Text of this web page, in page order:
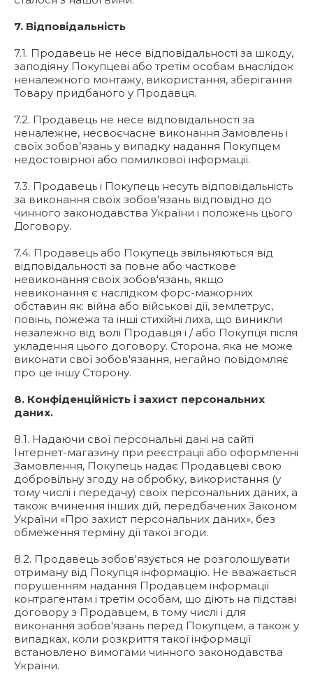
7. Відповідальність
7.1. Продавець не несе відповідальності за шкоду,
заподіяну Покупцеві або третім особам внаслідок
неналежного монтажу, використання, зберігання
Товару придбаного у Продавця.
7.2. Продавець не несе відповідальності за
неналежне, несвоєчасне виконання Замовлень і
своїх зобов’язань у випадку надання Покупцем
недостовірної або помилкової інформації.
7.3. Продавець і Покупець несуть відповідальність
за виконання своїх зобов'язань відповідно до
чинного законодавства України і положень цього
Договору.
7.4. Продавець або Покупець звільняються від
відповідальності за повне або часткове
невиконання своїх зобов'язань, якщо
невиконання є наслідком форс-мажорних
обставин як: війна або військові дії, землетрус,
повінь, пожежа та інші стихійні лиха, що виникли
незалежно від волі Продавця і / або Покупця після
укладення цього договору. Сторона, яка не може
виконати свої зобов'язання, негайно повідомляє
про це іншу Сторону.
8. Конфіденційність і захист персональних
даних.
8.1. Надаючи свої персональні дані на сайті
Інтернет-магазину при реєстрації або оформленні
Замовлення, Покупець надає Продавцеві свою
добровільну згоду на обробку, використання (у
тому числі і передачу) своїх персональних даних, а
також вчинення інших дій, передбачених Законом
України «Про захист персональних даних», без
обмеження терміну дії такої згоди.
8.2. Продавець зобов'язується не розголошувати
отриману від Покупця інформацію. Не вважається
порушенням надання Продавцем інформації
контрагентам і третім особам, що діють на підставі
договору з Продавцем, в тому числі і для
виконання зобов'язань перед Покупцем, а також у
випадках, коли розкриття такої інформації
встановлено вимогами чинного законодавства
України.